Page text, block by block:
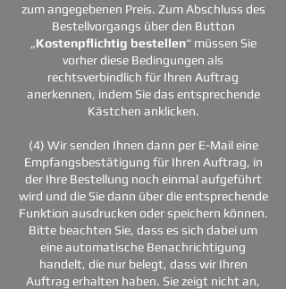
zum angegebenen Preis. Zum Abschluss des
Bestellvorgangs über den Button
„Kostenpflichtig bestellen“ müssen Sie
vorher diese Bedingungen als
rechtsverbindlich für Ihren Auftrag
anerkennen, indem Sie das entsprechende
Kästchen anklicken.
(4) Wir senden Ihnen dann per E-Mail eine
Empfangsbestätigung für Ihren Auftrag, in
der Ihre Bestellung noch einmal aufgeführt
wird und die Sie dann über die entsprechende
Funktion ausdrucken oder speichern können.
Bitte beachten Sie, dass es sich dabei um
eine automatische Benachrichtigung
handelt, die nur belegt, dass wir Ihren
Auftrag erhalten haben. Sie zeigt nicht an,